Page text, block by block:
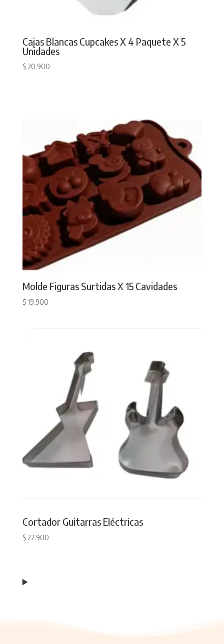
Cajas Blancas Cupcakes X 4 Paquete X 5
Unidades
$20.900
Molde Figuras Surtidas X 15 Cavidades
$19.900
Cortador Guitarras Eléctricas
$22.900